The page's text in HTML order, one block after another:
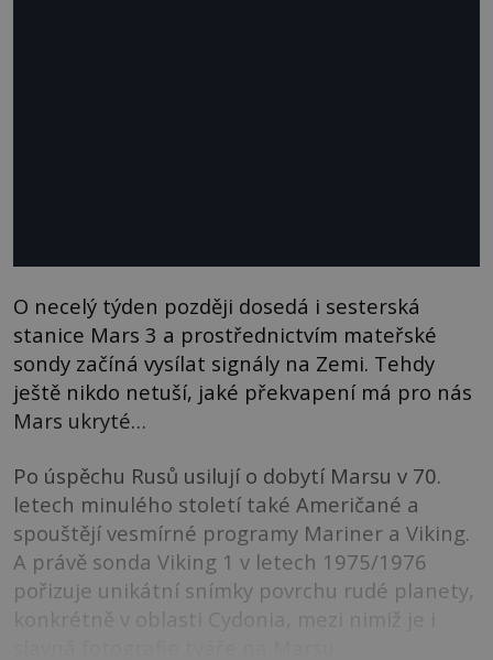
O necelý týden později dosedá i sesterská
stanice Mars 3 a prostřednictvím mateřské
sondy začíná vysílat signály na Zemi. Tehdy
ještě nikdo netuší, jaké překvapení má pro nás
Mars ukryté…
Po úspěchu Rusů usilují o dobytí Marsu v 70.
letech minulého století také Američané a
spouštějí vesmírné programy Mariner a Viking.
A právě sonda Viking 1 v letech 1975/1976
pořizuje unikátní snímky povrchu rudé planety,
konkrétně v oblasti Cydonia, mezi nimiž je i